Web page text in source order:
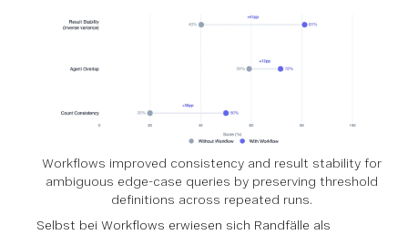
Workflows improved consistency and result stability for
ambiguous edge-case queries by preserving threshold
definitions across repeated runs.
Selbst bei Workflows erwiesen sich Randfälle als